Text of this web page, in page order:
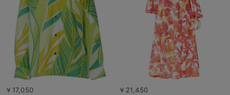
￥17,050 ￥21,450